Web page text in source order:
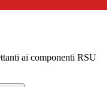
ai componenti RSU